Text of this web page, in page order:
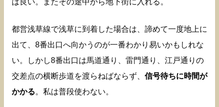
ば良い。またその途中から地下街に入れる。
都営浅草線で浅草に到着した場合は、諦めて一度地上に
出て、8番出口へ向かうのが一番わかり易いかもしれな
い。しかし8番出口は馬道通り、雷門通り、江戸通りの
交差点の横断歩道を渡らねばならず、 信号待ちに時間が
かかる。私は普段使わない。